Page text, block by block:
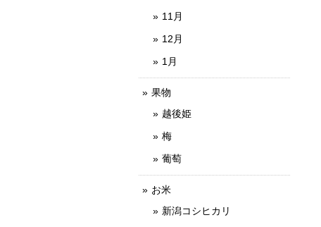
11月
12月
1月
果物
越後姫
梅
葡萄
お米
新潟コシヒカリ